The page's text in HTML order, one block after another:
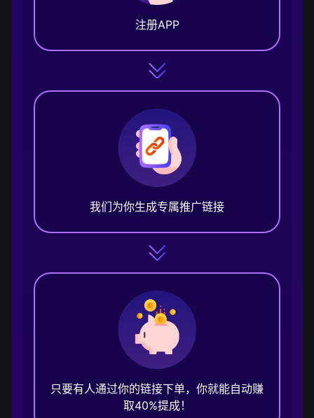
注册APP
我们为你生成专属推广链接
只要有人通过你的链接下单，你就能自动赚
取40%提成！